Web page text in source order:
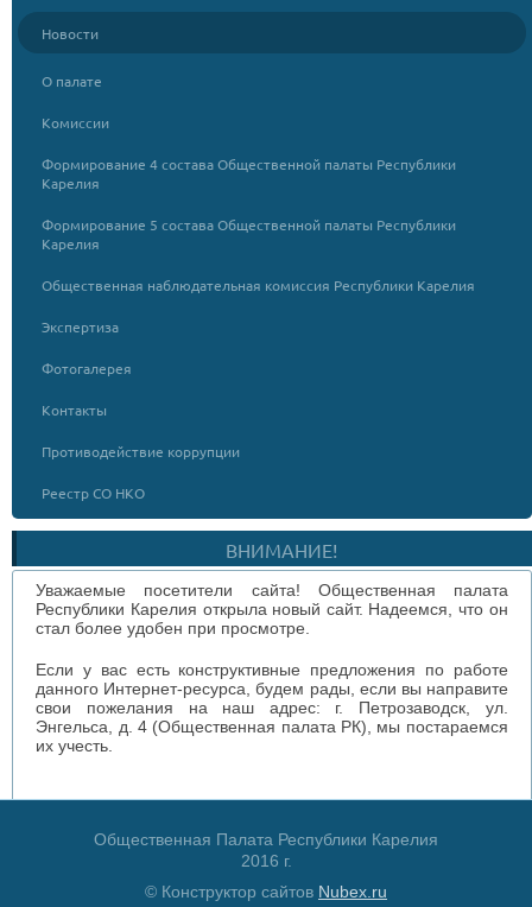
Новости
О палате
Комиссии
Формирование 4 состава Общественной палаты Республики
Карелия
Формирование 5 состава Общественной палаты Республики
Карелия
Общественная наблюдательная комиссия Республики Карелия
Экспертиза
Фотогалерея
Контакты
Противодействие коррупции
Реестр СО НКО
ВНИМАНИЕ!
Уважаемые посетители сайта! Общественная палата
Республики Карелия открыла новый сайт. Надеемся, что он
стал более удобен при просмотре.
Если у вас есть конструктивные предложения по работе
данного Интернет-ресурса, будем рады, если вы направите
свои пожелания на наш адрес: г. Петрозаводск, ул.
Энгельса, д. 4 (Общественная палата РК), мы постараемся
их учесть.
Общественная Палата Республики Карелия
2016 г.
© Конструктор сайтов Nubex.ru